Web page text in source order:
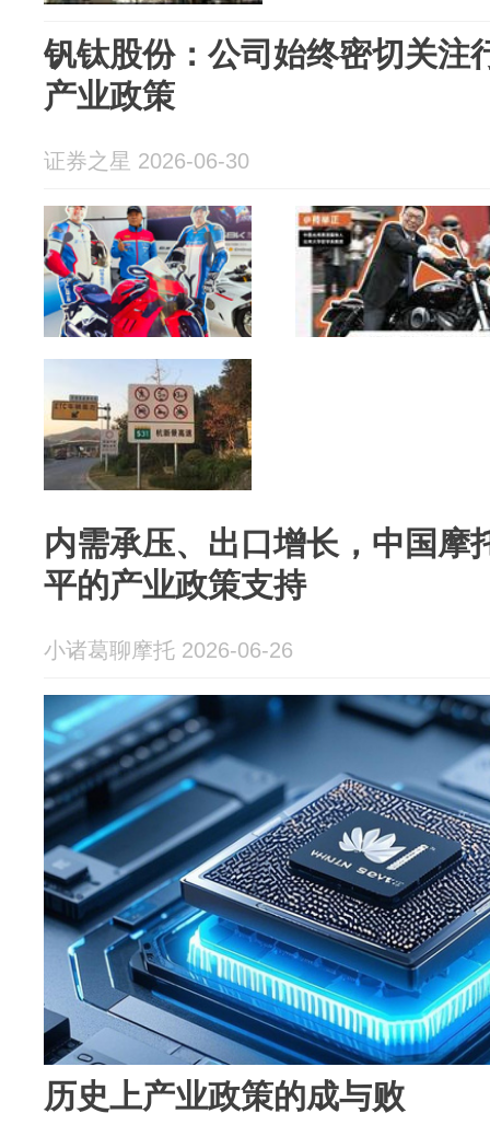
钒钛股份：公司始终密切关注
产业政策
证券之星 2026-06-30
内需承压、出口增长，中国摩
平的产业政策支持
小诸葛聊摩托 2026-06-26
历史上产业政策的成与败